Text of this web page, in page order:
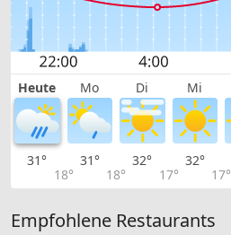
Heute Mo Di Mi
31°
18°
31°
18°
32°
17°
32°
17°
Empfohlene Restaurants